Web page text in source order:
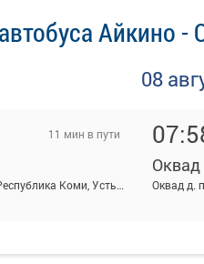
Айкино -
08
11 мин в пути
Айкино с. АС, Россия, Республика Коми, Усть-Вымский район, село Айкино, Центральная ул, 189А
Оквад
Оквад д.